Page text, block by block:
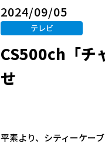
2024/09/05
テレビ
CS500ch「チ
せ
平素より、シティーケー